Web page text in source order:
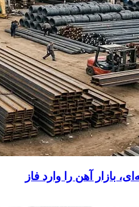
بازار آهن را وارد فاز